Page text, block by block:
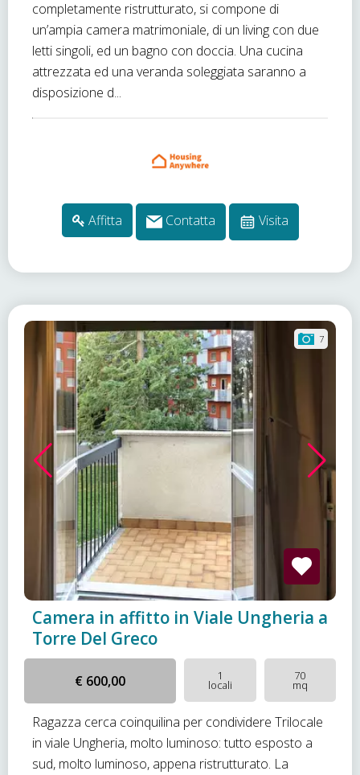
completamente ristrutturato, si compone di
un’ampia camera matrimoniale, di un living con due
letti singoli, ed un bagno con doccia. Una cucina
attrezzata ed una veranda soleggiata saranno a
disposizione d...
Affitta Contatta Visita
7
Camera in affitto in Viale Ungheria a
Torre Del Greco
€ 600,00 1
locali
70
mq
Ragazza cerca coinquilina per condividere Trilocale
in viale Ungheria, molto luminoso: tutto esposto a
sud, molto luminoso, appena ristrutturato. La